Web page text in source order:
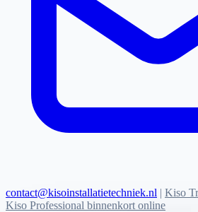
contact@kisoinstallatietechniek.nl | Kiso
Kiso Professional binnenkort online